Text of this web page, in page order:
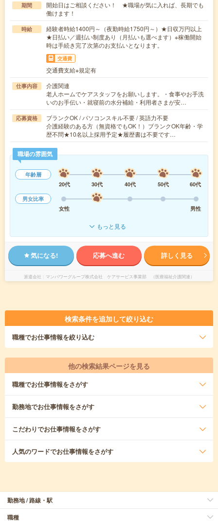
期間
開始日はご相談ください！ ★職場が気に入れば、長期でも
働けます！
時給
経験者時給1400円～（夜勤時給1750円～）★日収万円以上
★日払い／週払い制度あり（月払いも選べます）※稼働開始
時は手続き完了次第のお支払いとなります。
交通費
交通費支給※規定有
仕事内容
介護関連
老人ホームでケアスタッフをお願いします。・食事やお手洗
いのお手伝い・就寝前の水分補給・利用者さまが安…
応募資格
ブランクOK / パソコンスキル不要 / 英語力不要
介護経験のある方（無資格でもOK！）ブランクOK年齢・学
歴不問★10名以上採用予定★履歴書は不要です…
職場の雰囲気
年齢層
20代
30代 40代 50代
60代
男女比率
女性
男性
もっと見る
気になる! 応募へ進む 詳しく見る
派遣会社 マンパワーグループ株式会社 ケアサービス事業部 （医療福祉介護関連）
検索条件を追加して絞り込む
職種でお仕事情報を絞り込む
他の検索結果ページを見る
職種でお仕事情報をさがす
勤務地でお仕事情報をさがす
こだわりでお仕事情報をさがす
人気のワードでお仕事情報をさがす
勤務地 / 路線・駅
職種